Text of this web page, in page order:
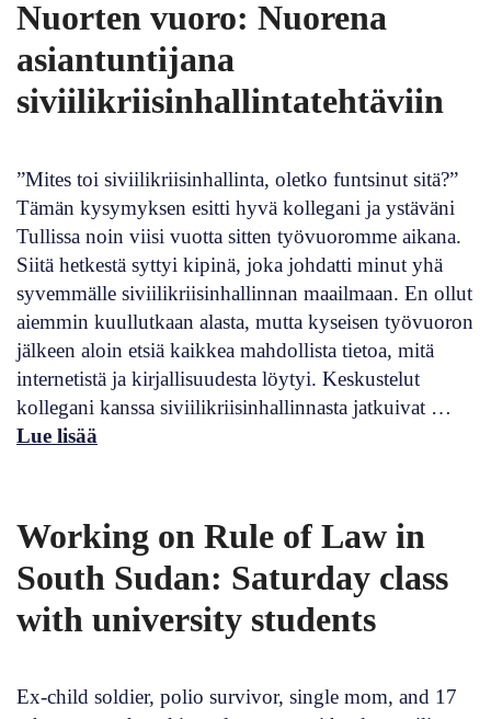
Nuorten vuoro: Nuorena
asiantuntijana
siviilikriisinhallintatehtäviin
”Mites toi siviilikriisinhallinta, oletko funtsinut sitä?”
Tämän kysymyksen esitti hyvä kollegani ja ystäväni
Tullissa noin viisi vuotta sitten työvuoromme aikana.
Siitä hetkestä syttyi kipinä, joka johdatti minut yhä
syvemmälle siviilikriisinhallinnan maailmaan. En ollut
aiemmin kuullutkaan alasta, mutta kyseisen työvuoron
jälkeen aloin etsiä kaikkea mahdollista tietoa, mitä
internetistä ja kirjallisuudesta löytyi. Keskustelut
kollegani kanssa siviilikriisinhallinnasta jatkuivat …
Lue lisää
Working on Rule of Law in
South Sudan: Saturday class
with university students
Ex-child soldier, polio survivor, single mom, and 17